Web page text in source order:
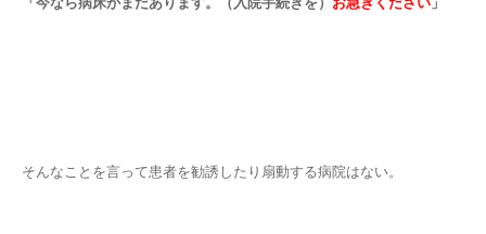
そんなことを言って患者を勧誘したり扇動する病院はない。